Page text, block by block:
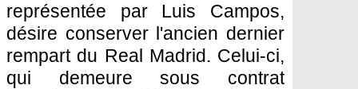
représentée par Luis Campos,
désire conserver l'ancien dernier
rempart du Real Madrid. Celui-ci,
qui demeure sous contrat